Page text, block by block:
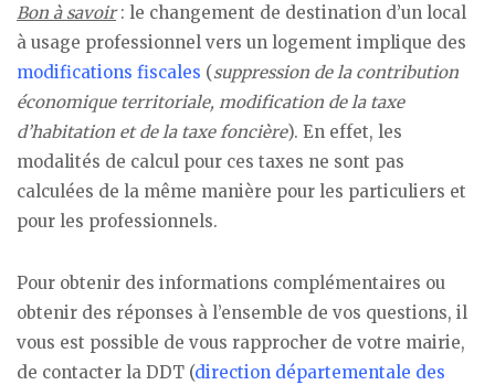
Bon à savoir: le changement de destination d’un local
à usage professionnel vers un logement implique des
modifications fiscales (suppression de la contribution
économique territoriale, modification de la taxe
d’habitation et de la taxe foncière). En effet, les
modalités de calcul pour ces taxes ne sont pas
calculées de la même manière pour les particuliers et
pour les professionnels.
Pour obtenir des informations complémentaires ou
obtenir des réponses à l’ensemble de vos questions, il
vous est possible de vous rapprocher de votre mairie,
de contacter la DDT (direction départementale des